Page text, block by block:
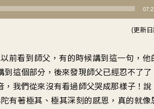
(更新
前看到師父 ， 有的時候講到這一句 ，他
到這個部分 ， 後來發現師父已經忍不了了
， 我們從來沒有看過師父哭成那樣子！說
有著極其、極其深刻的感恩 ， 真的就像